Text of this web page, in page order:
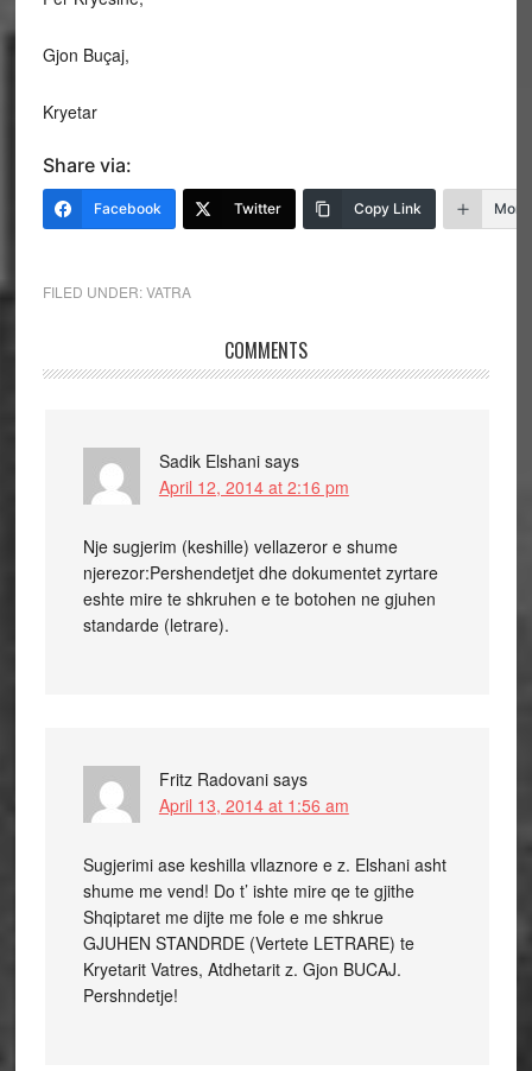
Gjon Buçaj,
Kryetar
Share via:
Facebook Twitter Copy Link More
FILED UNDER:VATRA
COMMENTS
Sadik Elshani says
April 12, 2014 at 2:16 pm
Nje sugjerim (keshille) vellazeror e shume
njerezor:Pershendetjet dhe dokumentet zyrtare
eshte mire te shkruhen e te botohen ne gjuhen
standarde (letrare).
Fritz Radovani says
April 13, 2014 at 1:56 am
Sugjerimi ase keshilla vllaznore e z. Elshani asht
shume me vend! Do t’ ishte mire qe te gjithe
Shqiptaret me dijte me fole e me shkrue
GJUHEN STANDRDE (Vertete LETRARE) te
Kryetarit Vatres, Atdhetarit z. Gjon BUCAJ.
Pershndetje!